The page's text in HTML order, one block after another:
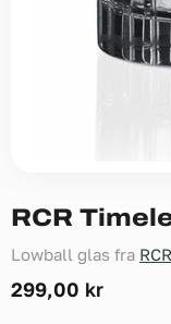
RCR
Lowball glas fra RCR
299,00 kr